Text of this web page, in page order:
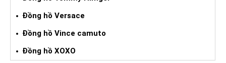
Đồng hồ Versace
Đồng hồ Vince camuto
Đồng hồ XOXO